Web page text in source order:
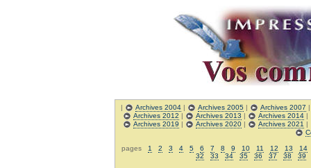
| Archives 2004 | Archives 2005 | Archives 2007
Archives 2012 | Archives 2013 | Archives 2014|
Archives 2019 | Archives 2020| Archives 2021 |
pages 1 2 3 4 5 6 7 8 9 10 11 12 13
14
32
33 34 35 36 37 38 39